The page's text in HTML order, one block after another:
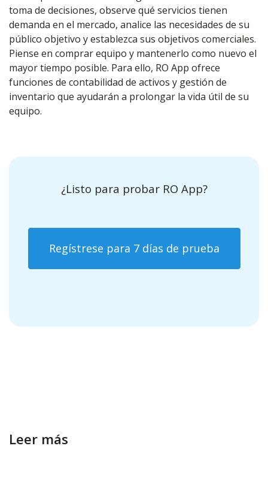
toma de decisiones, observe qué servicios tienen
demanda en el mercado, analice las necesidades de su
público objetivo y establezca sus objetivos comerciales.
Piense en comprar equipo y mantenerlo como nuevo el
mayor tiempo posible. Para ello, RO App ofrece
funciones de contabilidad de activos y gestión de
inventario que ayudarán a prolongar la vida útil de su
equipo.
¿Listo para probar RO App?
Regístrese para 7 días de prueba
Leer más